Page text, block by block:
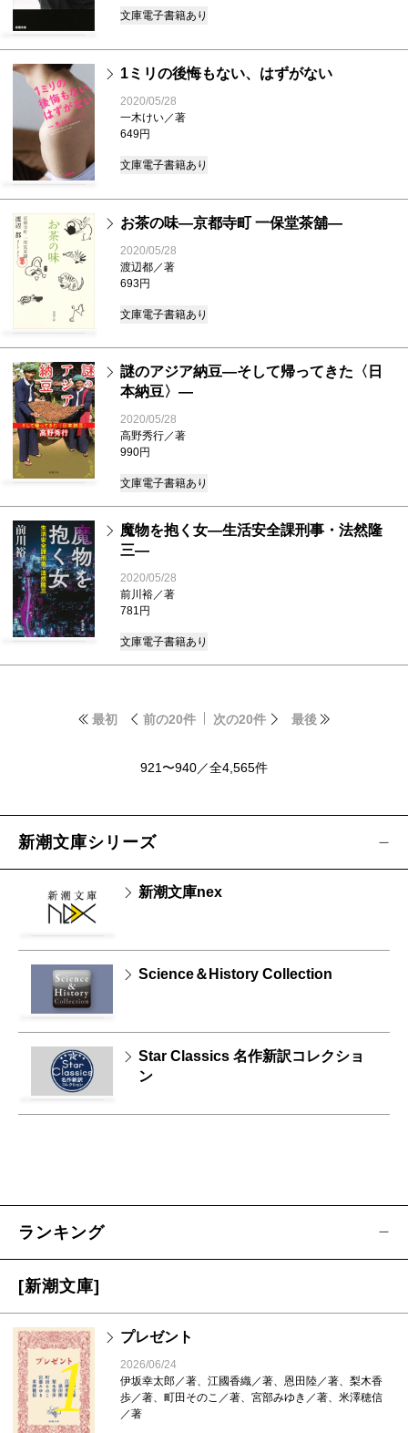
文庫電子書籍あり
1ミリの後悔もない、はずがない
2020/05/28
一木けい／著
649円
文庫電子書籍あり
お茶の味―京都寺町 一保堂茶舖―
2020/05/28
渡辺都／著
693円
文庫電子書籍あり
謎のアジア納豆―そして帰ってきた〈日
本納豆〉―
2020/05/28
高野秀行／著
990円
文庫電子書籍あり
魔物を抱く女―生活安全課刑事・法然隆
三―
2020/05/28
前川裕／著
781円
文庫電子書籍あり
最初 前の20件 次の20件 最後
921〜940／全4,565件
新潮文庫シリーズ
新潮文庫nex
Science＆History Collection
Star Classics 名作新訳コレクショ
ン
ランキング
[新潮文庫]
1
プレゼント
2026/06/24
伊坂幸太郎／著、江國香織／著、恩田陸／著、梨木香
歩／著、町田そのこ／著、宮部みゆき／著、米澤穂信
／著